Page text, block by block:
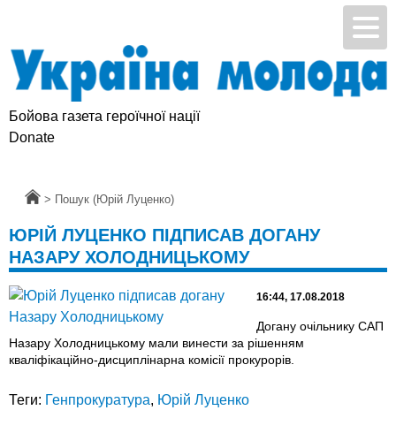
Бойова газета героїчної нації
Donate
Головна
> Пошук (Юрій Луценко)
ЮРІЙ ЛУЦЕНКО ПІДПИСАВ ДОГАНУ
НАЗАРУ ХОЛОДНИЦЬКОМУ
16:44, 17.08.2018
Догану очільнику САП
Назару Холодницькому мали винести за рішенням
кваліфікаційно-дисциплінарна комісії прокурорів.
Теги: Генпрокуратура, Юрій Луценко